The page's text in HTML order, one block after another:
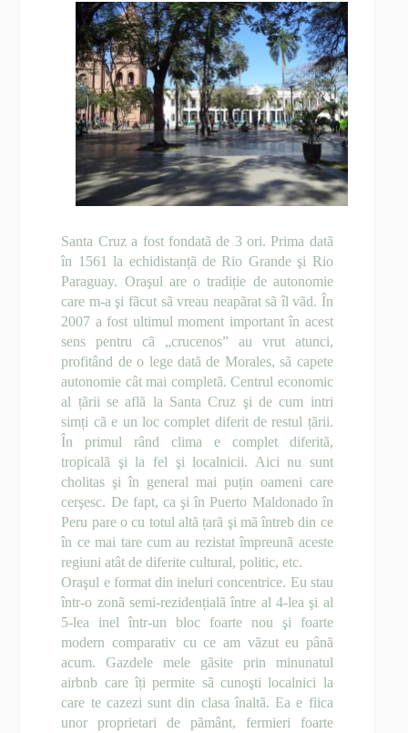
Santa Cruz a fost fondatã de 3 ori. Prima datã
în 1561 la echidistanțã de Rio Grande şi Rio
Paraguay. Oraşul are o tradiție de autonomie
care m-a şi fãcut sã vreau neapãrat sã îl vãd. În
2007 a fost ultimul moment important în acest
sens pentru cã „crucenos” au vrut atunci,
profitând de o lege datã de Morales, sã capete
autonomie cât mai completã. Centrul economic
al țãrii se aflã la Santa Cruz şi de cum intri
simți cã e un loc complet diferit de restul țãrii.
În primul rând clima e complet diferitã,
tropicalã şi la fel şi localnicii. Aici nu sunt
cholitas şi în general mai puțin oameni care
cerşesc. De fapt, ca şi în Puerto Maldonado în
Peru pare o cu totul altã țarã şi mã întreb din ce
în ce mai tare cum au rezistat împreunã aceste
regiuni atât de diferite cultural, politic, etc.
Oraşul e format din ineluri concentrice. Eu stau
într-o zonã semi-rezidențialã între al 4-lea şi al
5-lea inel într-un bloc foarte nou şi foarte
modern comparativ cu ce am vãzut eu pânã
acum. Gazdele mele gãsite prin minunatul
airbnb care îți permite sã cunoşti localnici la
care te cazezi sunt din clasa înaltã. Ea e fiica
unor proprietari de pãmânt, fermieri foarte